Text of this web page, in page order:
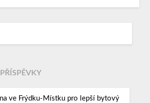
ve Frýdku-Místku pro lepší bytový